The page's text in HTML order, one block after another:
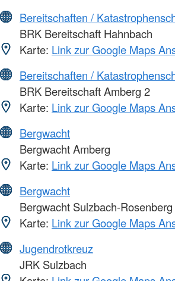
Bereitschaften /
BRK Bereitschaft Hahnbach
Karte: Link zur Google Maps
Bereitschaften /
BRK Bereitschaft Amberg 2
Karte: Link zur Google Maps
Bergwacht
Bergwacht Amberg
Karte: Link zur Google Maps
Bergwacht
Bergwacht Sulzbach-Rosenberg
Karte: Link zur Google Maps
Jugendrotkreuz
JRK Sulzbach